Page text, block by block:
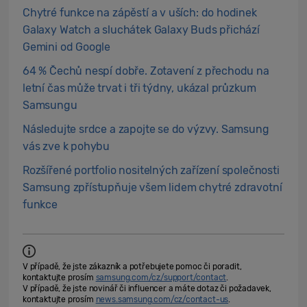
Chytré funkce na zápěstí a v uších: do hodinek
Galaxy Watch a sluchátek Galaxy Buds přichází
Gemini od Google
64 % Čechů nespí dobře. Zotavení z přechodu na
letní čas může trvat i tři týdny, ukázal průzkum
Samsungu
Následujte srdce a zapojte se do výzvy. Samsung
vás zve k pohybu
Rozšířené portfolio nositelných zařízení společnosti
Samsung zpřístupňuje všem lidem chytré zdravotní
funkce
V případě, že jste zákazník a potřebujete pomoc či poradit,
kontaktujte prosím samsung.com/cz/support/contact.
V případě, že jste novinář či influencer a máte dotaz či požadavek,
kontaktujte prosím news.samsung.com/cz/contact-us.